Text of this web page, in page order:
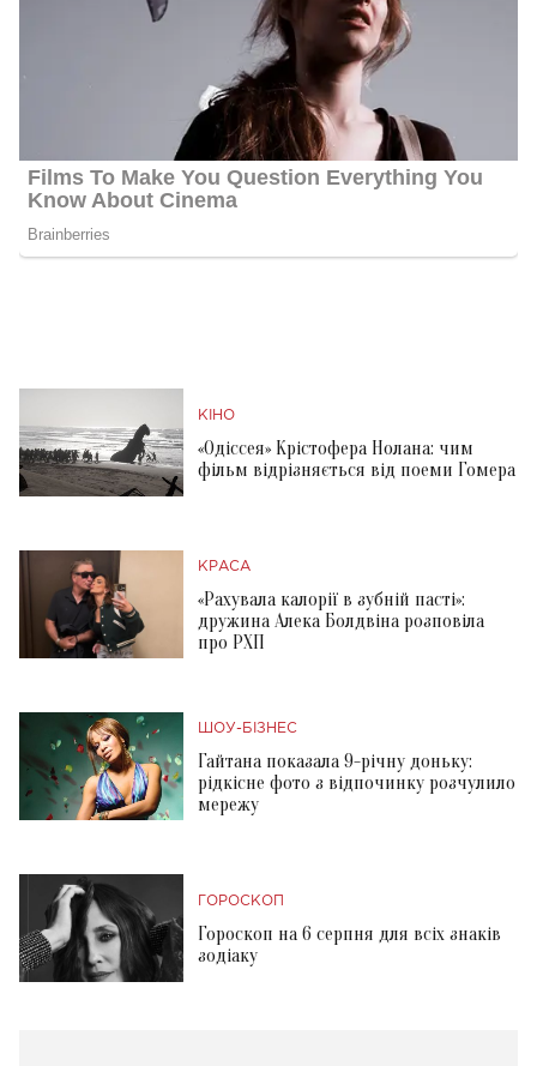
КІНО
«Одіссея» Крістофера Нолана: чим
фільм відрізняється від поеми Гомера
КРАСА
«Рахувала калорії в зубній пасті»:
дружина Алека Болдвіна розповіла
про РХП
ШОУ-БІЗНЕС
Гайтана показала 9-річну доньку:
рідкісне фото з відпочинку розчулило
мережу
ГОРОСКОП
Гороскоп на 6 серпня для всіх знаків
зодіаку